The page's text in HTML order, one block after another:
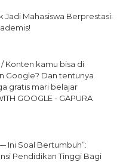
Jadi Mahasiswa Berprestasi:
Konten kamu bisa di
Google? Dan tentunya
gratis mari belajar
GOOGLE - GAPURA
Ini Soal Bertumbuh”:
Pendidikan Tinggi Bagi